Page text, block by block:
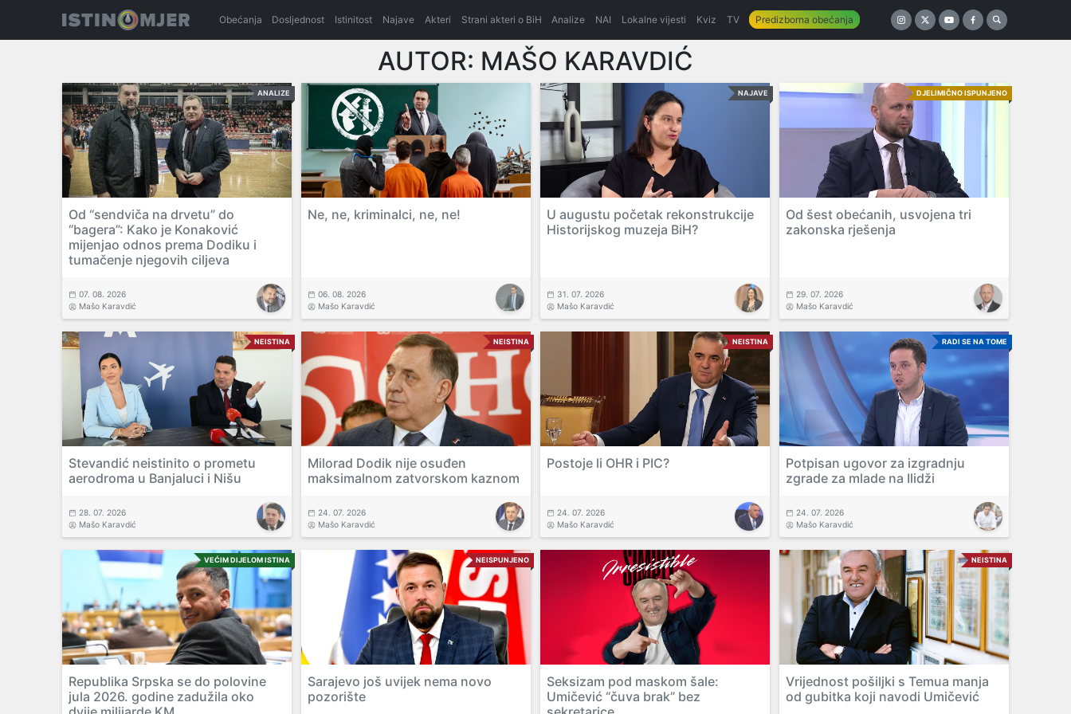
Obećanja Dosljednost Istinitost Najave Akteri Strani akteri o BiH Analize NAI Lokalne vijesti Kviz TV Predizborna obećanja
AUTOR: MAŠO KARAVDIĆ
ANALIZE
Od “sendviča na drvetu” do
“bagera”: Kako je Konaković
mijenjao odnos prema Dodiku i
tumačenje njegovih ciljeva
07. 08. 2026
Mašo Karavdić
Ne, ne, kriminalci, ne, ne!
06. 08. 2026
Mašo Karavdić
NAJAVE
U augustu početak rekonstrukcije
Historijskog muzeja BiH?
31. 07. 2026
Mašo Karavdić
DJELIMIČNO ISPUNJENO
Od šest obećanih, usvojena tri
zakonska rješenja
29. 07. 2026
Mašo Karavdić
NEISTINA
Stevandić neistinito o prometu
aerodroma u Banjaluci i Nišu
28. 07. 2026
Mašo Karavdić
NEISTINA
Milorad Dodik nije osuđen
maksimalnom zatvorskom kaznom
24. 07. 2026
Mašo Karavdić
NEISTINA
Postoje li OHR i PIC?
24. 07. 2026
Mašo Karavdić
RADI SE NA TOME
Potpisan ugovor za izgradnju
zgrade za mlade na Ilidži
24. 07. 2026
Mašo Karavdić
VEĆIM DIJELOM ISTINA
Republika Srpska se do polovine
jula 2026. godine zadužila oko
NEISPUNJENO
Sarajevo još uvijek nema novo
pozorište
Seksizam pod maskom šale:
Umičević “čuva brak” bez
NEISTINA
Vrijednost pošiljki s Temua manja
od gubitka koji navodi Umičević